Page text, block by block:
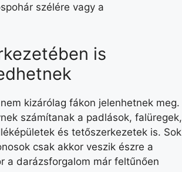
szélére vagy a
is
kizárólag fákon jelenhetnek meg.
számítanak a padlások, falüregek,
és tetőszerkezetek is. Sok
csak akkor veszik észre a
a darázsforgalom már feltűnően